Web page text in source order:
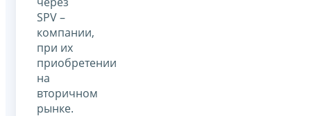
SPV –
компании,
при их
приобретении
на
вторичном
рынке.